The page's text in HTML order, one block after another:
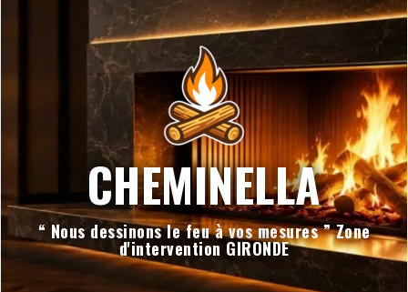
CHEMINELLA
“ Nous dessinons le feu à vos mesures ” Zone
d'intervention GIRONDE